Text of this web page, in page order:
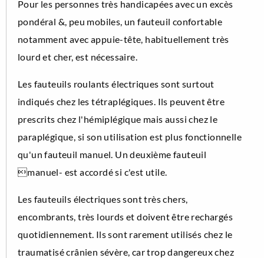
Pour les personnes très handicapées avec un excès
pondéral &, peu mobiles, un fauteuil confortable
notamment avec appuie-tête, habituellement très
lourd et cher, est nécessaire.
Les fauteuils roulants électriques sont surtout
indiqués chez les tétraplégiques. Ils peuvent être
prescrits chez l'hémiplégique mais aussi chez le
paraplégique, si son utilisation est plus fonctionnelle
qu'un fauteuil manuel. Un deuxième fauteuil
manuel- est accordé si c'est utile.
Les fauteuils électriques sont très chers,
encombrants, très lourds et doivent être rechargés
quotidiennement. Ils sont rarement utilisés chez le
traumatisé crânien sévère, car trop dangereux chez